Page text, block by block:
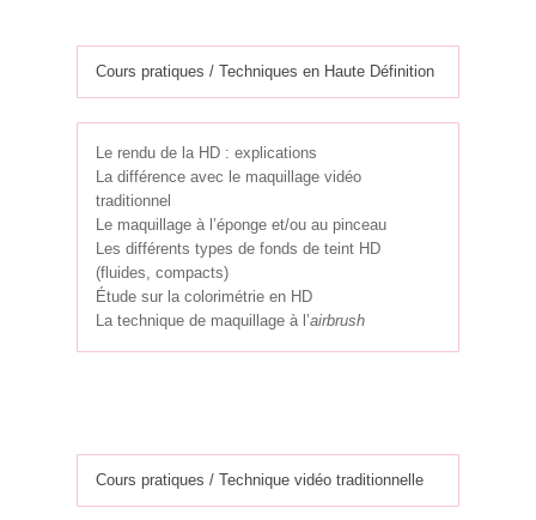
Cours pratiques / Techniques en Haute Définition
Le rendu de la HD : explications
La différence avec le maquillage vidéo
traditionnel
Le maquillage à l’éponge et/ou au pinceau
Les différents types de fonds de teint HD
(fluides, compacts)
Étude sur la colorimétrie en HD
La technique de maquillage à l’airbrush
Cours pratiques / Technique vidéo traditionnelle